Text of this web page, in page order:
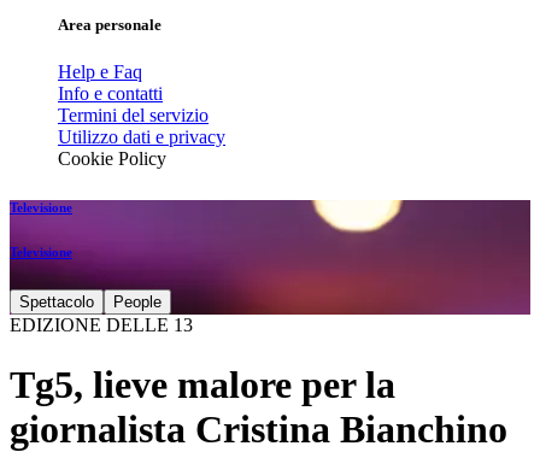
Area personale
Help e Faq
Info e contatti
Termini del servizio
Utilizzo dati e privacy
Cookie Policy
Televisione
Televisione
Spettacolo People
EDIZIONE DELLE 13
Tg5, lieve malore per la
giornalista Cristina Bianchino